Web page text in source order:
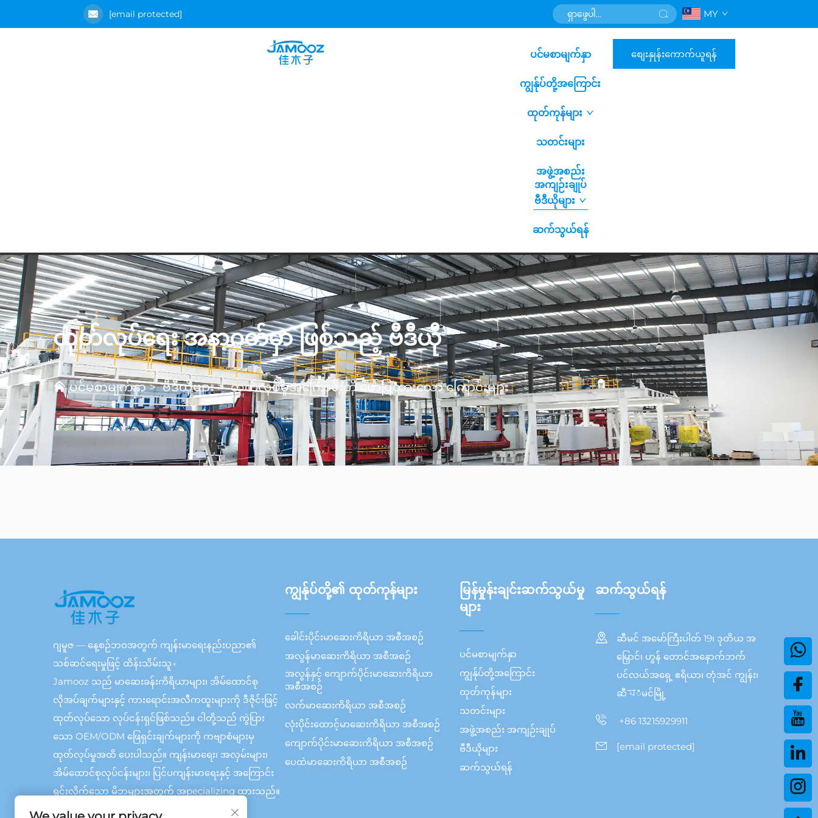
[email protected] MY
ပင်မစာမျက်နှာ
ကျွန်ုပ်တို့အကြောင်း
ထုတ်ကုန်များ
သတင်းများ
အဖွဲ့အစည်း
အကျဉ်းချုပ်
ဗီဒီယိုများ
ဆက်သွယ်ရန်
စျေးနှုန်းကောက်ယူရန်
ထုတ်လုပ်ရေး အနာဂတ်မှာ ဖြစ်သည့် ဗီဒီယို
ပင်မစာမျက်နှာ>ဗီဒီယိုများ>ထုတ်လုပ်မှုအကြောင်းကို ဖော်ပြထားသော ကြောင်းများ
ဂျမူဇ — နေ့စဉ်ဘဝအတွက် ကျန်းမာရေးနည်းပညာ၏
သစ်ဆင်ရေးမှုဖြင့် ထိန်းသိမ်းသူ。
Jamooz သည် မာဆေးခန်းကိရိယာများ၊ အိမ်ထောင်စု
လိုအပ်ချက်များနှင့် ကားရောင်းအလီကထူးများကို ဒီဇိုင်းဖြင့်
ထုတ်လုပ်သော လုပ်ငန်းရှင်ဖြစ်သည်။ ငါတို့သည် ကွဲပြား
သော OEM/ODM ဖြေရှင်းချက်များကို ကဗျာစံများမှ
ထုတ်လုပ်မှုအထိ ပေးပါသည်။ ကျန်းမာရေး၊ အလှမ်းများ၊
အိမ်ထောင်စုလုပ်ငန်းများ၊ ပြင်ပကျန်းမာရေးနှင့် အကြောင်း
ရှင်းလိုက်သော မိဘများအတွက် အpecializing ထားသည်။
ကျွန်ုပ်တို့၏ ထုတ်ကုန်များ
ခေါင်းပိုင်းမာဆေးကိရိယာ အစီအစဉ်
အလွန်မာဆေးကိရိယာ အစီအစဉ်
အလွန်နှင့် ကျောက်ပိုင်းမာဆေးကိရိယာ
အစီအစဉ်
လက်မာဆေးကိရိယာ အစီအစဉ်
လုံးပိုင်းထောင့်မာဆေးကိရိယာ အစီအစဉ်
ကျောက်ပိုင်းမာဆေးကိရိယာ အစီအစဉ်
ပေထဲမာဆေးကိရိယာ အစီအစဉ်
မြန်မှုန်းချင်းဆက်သွယ်မှု
များ
ပင်မစာမျက်နှာ
ကျွန်ုပ်တို့အကြောင်း
ထုတ်ကုန်များ
သတင်းများ
အဖွဲ့အစည်း အကျဉ်းချုပ်
ဗီဒီယိုများ
ဆက်သွယ်ရန်
ဆက်သွယ်ရန်
ဆီမင် အမော်ကြီးပါတ် 19၊ ဒုတိယ အ
မြှောင်၊ ဟွန် တောင်အနောက်ဘက်
ပင်လယ်အရှေ့ ဧရိယာ၊ တုံအင် ကျွန်း၊
ဆီযံမင်မြို့
+86 13215929911
[email protected]